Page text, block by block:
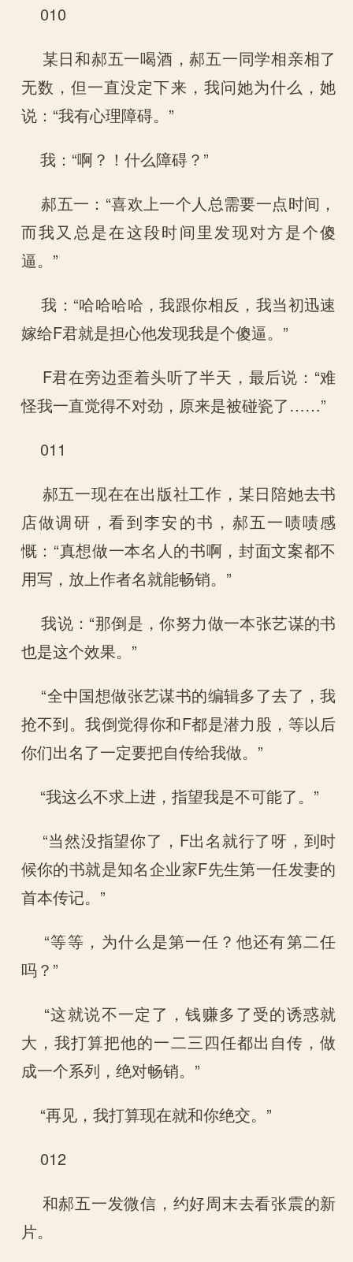
010
某日和郝五一喝酒，郝五一同学相亲相了
无数，但一直没定下来，我问她为什么，她
说：“我有心理障碍。”
我：“啊？！什么障碍？”
郝五一：“喜欢上一个人总需要一点时间，
而我又总是在这段时间里发现对方是个傻
逼。”
我：“哈哈哈哈，我跟你相反，我当初迅速
嫁给F君就是担心他发现我是个傻逼。”
F君在旁边歪着头听了半天，最后说：“难
怪我一直觉得不对劲，原来是被碰瓷了……”
011
郝五一现在在出版社工作，某日陪她去书
店做调研，看到李安的书，郝五一啧啧感
慨：“真想做一本名人的书啊，封面文案都不
用写，放上作者名就能畅销。”
我说：“那倒是，你努力做一本张艺谋的书
也是这个效果。”
“全中国想做张艺谋书的编辑多了去了，我
抢不到。我倒觉得你和F都是潜力股，等以后
你们出名了一定要把自传给我做。”
“我这么不求上进，指望我是不可能了。”
“当然没指望你了，F出名就行了呀，到时
候你的书就是知名企业家F先生第一任发妻的
首本传记。”
“等等，为什么是第一任？他还有第二任
吗？”
“这就说不一定了，钱赚多了受的诱惑就
大，我打算把他的一二三四任都出自传，做
成一个系列，绝对畅销。”
“再见，我打算现在就和你绝交。”
012
和郝五一发微信，约好周末去看张震的新
片。